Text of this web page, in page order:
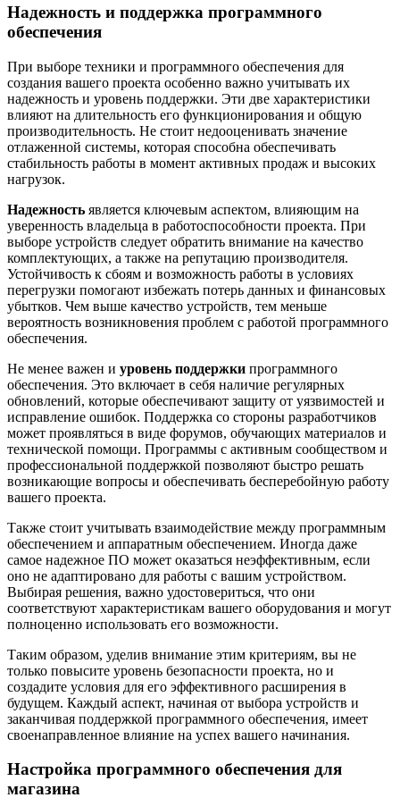
Надежность и поддержка программного
обеспечения
При выборе техники и программного обеспечения для
создания вашего проекта особенно важно учитывать их
надежность и уровень поддержки. Эти две характеристики
влияют на длительность его функционирования и общую
производительность. Не стоит недооценивать значение
отлаженной системы, которая способна обеспечивать
стабильность работы в момент активных продаж и высоких
нагрузок.
Надежность является ключевым аспектом, влияющим на
уверенность владельца в работоспособности проекта. При
выборе устройств следует обратить внимание на качество
комплектующих, а также на репутацию производителя.
Устойчивость к сбоям и возможность работы в условиях
перегрузки помогают избежать потерь данных и финансовых
убытков. Чем выше качество устройств, тем меньше
вероятность возникновения проблем с работой программного
обеспечения.
Не менее важен и уровень поддержки программного
обеспечения. Это включает в себя наличие регулярных
обновлений, которые обеспечивают защиту от уязвимостей и
исправление ошибок. Поддержка со стороны разработчиков
может проявляться в виде форумов, обучающих материалов и
технической помощи. Программы с активным сообществом и
профессиональной поддержкой позволяют быстро решать
возникающие вопросы и обеспечивать бесперебойную работу
вашего проекта.
Также стоит учитывать взаимодействие между программным
обеспечением и аппаратным обеспечением. Иногда даже
самое надежное ПО может оказаться неэффективным, если
оно не адаптировано для работы с вашим устройством.
Выбирая решения, важно удостовериться, что они
соответствуют характеристикам вашего оборудования и могут
полноценно использовать его возможности.
Таким образом, уделив внимание этим критериям, вы не
только повысите уровень безопасности проекта, но и
создадите условия для его эффективного расширения в
будущем. Каждый аспект, начиная от выбора устройств и
заканчивая поддержкой программного обеспечения, имеет
своенаправленное влияние на успех вашего начинания.
Настройка программного обеспечения для
магазина